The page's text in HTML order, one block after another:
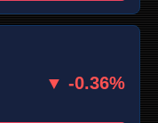
▼ -0.36%